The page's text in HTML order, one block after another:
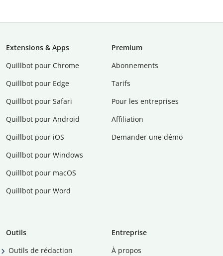
Extensions & Apps
Quillbot pour Chrome
Quillbot pour Edge
Quillbot pour Safari
Quillbot pour Android
Quillbot pour iOS
Quillbot pour Windows
Quillbot pour macOS
Quillbot pour Word
Premium
Abonnements
Tarifs
Pour les entreprises
Affiliation
Demander une démo
Outils
Outils de rédaction
Entreprise
À propos